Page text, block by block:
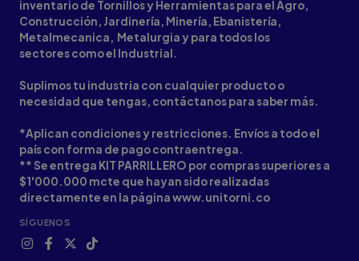
inventario de Tornillos y Herramientas para el Agro,
Construcción, Jardinería, Minería, Ebanistería,
Metalmecanica, Metalurgia y para todos los
sectores como el Industrial.
Suplimos tu industria con cualquier producto o
necesidad que tengas, contáctanos para saber más.
*Aplican condiciones y restricciones. Envíos a todo el
país con forma de pago contraentrega.
** Se entrega KIT PARRILLERO por compras superiores a
$1'000.000 mcte que hayan sido realizadas
directamente en la página www.unitorni.co
SÍGUENOS